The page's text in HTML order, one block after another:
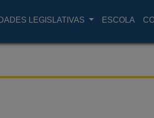
LEGISLATIVAS ESCOLA